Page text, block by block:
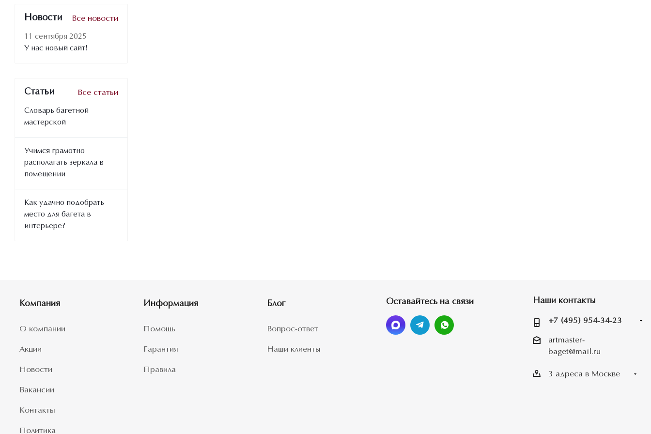
Новости Все новости
11 сентября 2025
У нас новый сайт!
Статьи Все статьи
Словарь багетной
мастерской
Учимся грамотно
располагать зеркала в
помещении
Как удачно подобрать
место для багета в
интерьере?
Компания
О компании
Акции
Новости
Вакансии
Контакты
Политика
Информация
Помощь
Гарантия
Правила
Блог
Вопрос-ответ
Наши клиенты
Оставайтесь на связи Наши контакты
+7 (495) 954-34-23
artmaster-
baget@mail.ru
3 адреса в Москве